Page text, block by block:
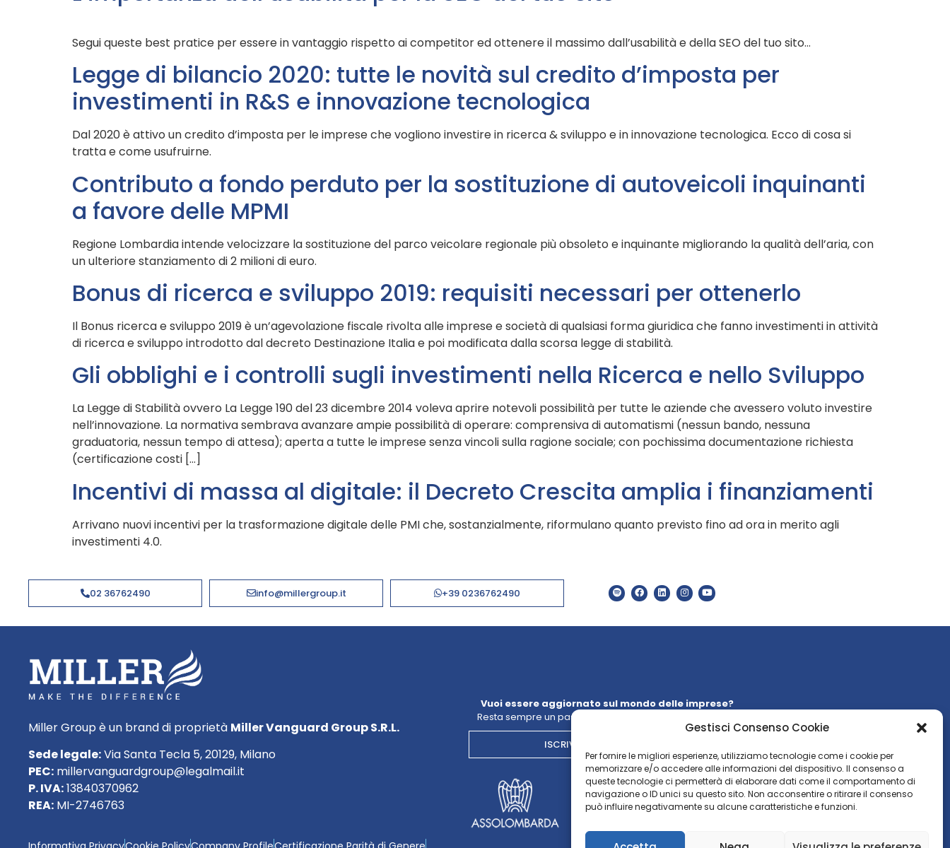
Gestisci Consenso Cookie
Per fornire le migliori esperienze, utilizziamo tecnologie come i cookie per
memorizzare e/o accedere alle informazioni del dispositivo. Il consenso a
queste tecnologie ci permetterà di elaborare dati come il comportamento di
navigazione o ID unici su questo sito. Non acconsentire o ritirare il consenso
può influire negativamente su alcune caratteristiche e funzioni.
Segui queste best pratice per essere in vantaggio rispetto ai competitor ed ottenere il massimo dall’usabilità e della SEO del tuo sito…
Legge di bilancio 2020: tutte le novità sul credito d’imposta per
investimenti in R&S e innovazione tecnologica
Dal 2020 è attivo un credito d’imposta per le imprese che vogliono investire in ricerca & sviluppo e in innovazione tecnologica. Ecco di cosa si
tratta e come usufruirne.
Contributo a fondo perduto per la sostituzione di autoveicoli inquinanti
a favore delle MPMI
Regione Lombardia intende velocizzare la sostituzione del parco veicolare regionale più obsoleto e inquinante migliorando la qualità dell’aria, con
un ulteriore stanziamento di 2 milioni di euro.
Bonus di ricerca e sviluppo 2019: requisiti necessari per ottenerlo
Il Bonus ricerca e sviluppo 2019 è un’agevolazione fiscale rivolta alle imprese e società di qualsiasi forma giuridica che fanno investimenti in attività
di ricerca e sviluppo introdotto dal decreto Destinazione Italia e poi modificata dalla scorsa legge di stabilità.
Gli obblighi e i controlli sugli investimenti nella Ricerca e nello Sviluppo
La Legge di Stabilità ovvero La Legge 190 del 23 dicembre 2014 voleva aprire notevoli possibilità per tutte le aziende che avessero voluto investire
nell’innovazione. La normativa sembrava avanzare ampie possibilità di operare: comprensiva di automatismi (nessun bando, nessuna
graduatoria, nessun tempo di attesa); aperta a tutte le imprese senza vincoli sulla ragione sociale; con pochissima documentazione richiesta
(certificazione costi […]
Incentivi di massa al digitale: il Decreto Crescita amplia i finanziamenti
Arrivano nuovi incentivi per la trasformazione digitale delle PMI che, sostanzialmente, riformulano quanto previsto fino ad ora in merito agli
investimenti 4.0.
02 36762490 info@millergroup.it +39 0236762490
Miller Group è un brand di proprietà Miller Vanguard Group S.R.L.
Sede legale:Via Santa Tecla 5, 20129, Milano
PEC: millervanguardgroup@legalmail.it
P. IVA:13840370962
REA: MI-2746763
Vuoi essere aggiornato sul mondo delle imprese?
Resta sempre un passo avanti con la nostra
ISCRIVITI ALLA NEWSLETTER